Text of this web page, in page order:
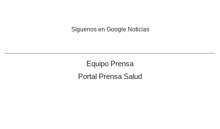
Síguenos en Google Noticias
Equipo Prensa
Portal Prensa Salud